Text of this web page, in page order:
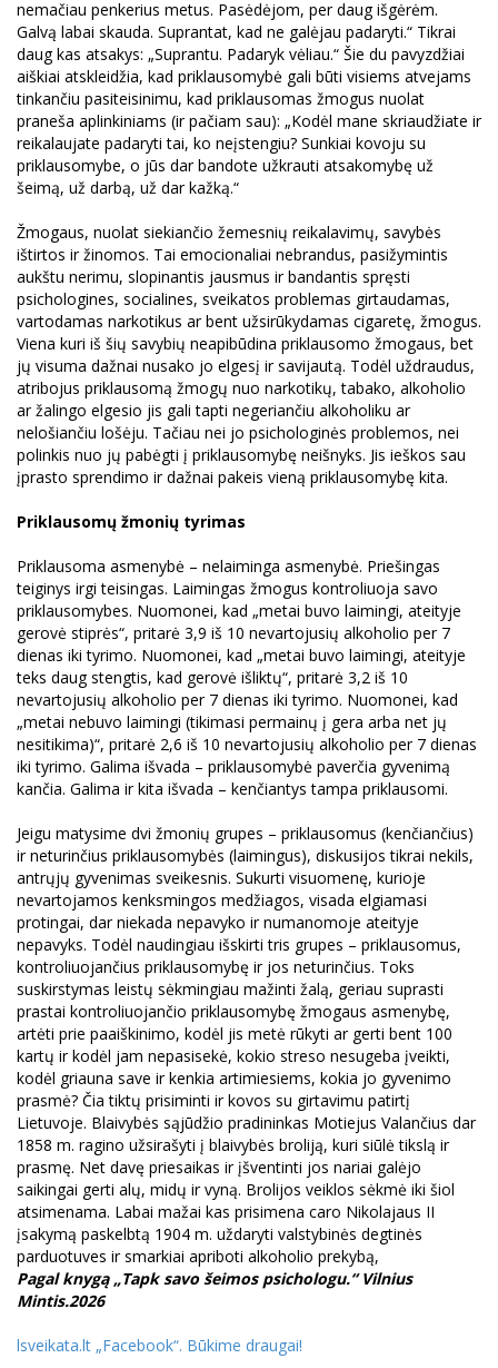
nemačiau penkerius metus. Pasėdėjom, per daug išgėrėm.
Galvą labai skauda. Suprantat, kad ne galėjau padaryti.“ Tikrai
daug kas atsakys: „Suprantu. Padaryk vėliau.“ Šie du pavyzdžiai
aiškiai atskleidžia, kad priklausomybė gali būti visiems atvejams
tinkančiu pasiteisinimu, kad priklausomas žmogus nuolat
praneša aplinkiniams (ir pačiam sau): „Kodėl mane skriaudžiate ir
reikalaujate padaryti tai, ko neįstengiu? Sunkiai kovoju su
priklausomybe, o jūs dar bandote užkrauti atsakomybę už
šeimą, už darbą, už dar kažką.“
Žmogaus, nuolat siekiančio žemesnių reikalavimų, savybės
ištirtos ir žinomos. Tai emocionaliai nebrandus, pasižymintis
aukštu nerimu, slopinantis jausmus ir bandantis spręsti
psichologines, socialines, sveikatos problemas girtaudamas,
vartodamas narkotikus ar bent užsirūkydamas cigaretę, žmogus.
Viena kuri iš šių savybių neapibūdina priklausomo žmogaus, bet
jų visuma dažnai nusako jo elgesį ir savijautą. Todėl uždraudus,
atribojus priklausomą žmogų nuo narkotikų, tabako, alkoholio
ar žalingo elgesio jis gali tapti negeriančiu alkoholiku ar
nelošiančiu lošėju. Tačiau nei jo psichologinės problemos, nei
polinkis nuo jų pabėgti į priklausomybę neišnyks. Jis ieškos sau
įprasto sprendimo ir dažnai pakeis vieną priklausomybę kita.
Priklausomų žmonių tyrimas
Priklausoma asmenybė – nelaiminga asmenybė. Priešingas
teiginys irgi teisingas. Laimingas žmogus kontroliuoja savo
priklausomybes. Nuomonei, kad „metai buvo laimingi, ateityje
gerovė stiprės“, pritarė 3,9 iš 10 nevartojusių alkoholio per 7
dienas iki tyrimo. Nuomonei, kad „metai buvo laimingi, ateityje
teks daug stengtis, kad gerovė išliktų“, pritarė 3,2 iš 10
nevartojusių alkoholio per 7 dienas iki tyrimo. Nuomonei, kad
„metai nebuvo laimingi (tikimasi permainų į gera arba net jų
nesitikima)“, pritarė 2,6 iš 10 nevartojusių alkoholio per 7 dienas
iki tyrimo. Galima išvada – priklausomybė paverčia gyvenimą
kančia. Galima ir kita išvada – kenčiantys tampa priklausomi.
Jeigu matysime dvi žmonių grupes – priklausomus (kenčiančius)
ir neturinčius priklausomybės (laimingus), diskusijos tikrai nekils,
antrųjų gyvenimas sveikesnis. Sukurti visuomenę, kurioje
nevartojamos kenksmingos medžiagos, visada elgiamasi
protingai, dar niekada nepavyko ir numanomoje ateityje
nepavyks. Todėl naudingiau išskirti tris grupes – priklausomus,
kontroliuojančius priklausomybę ir jos neturinčius. Toks
suskirstymas leistų sėkmingiau mažinti žalą, geriau suprasti
prastai kontroliuojančio priklausomybę žmogaus asmenybę,
artėti prie paaiškinimo, kodėl jis metė rūkyti ar gerti bent 100
kartų ir kodėl jam nepasisekė, kokio streso nesugeba įveikti,
kodėl griauna save ir kenkia artimiesiems, kokia jo gyvenimo
prasmė? Čia tiktų prisiminti ir kovos su girtavimu patirtį
Lietuvoje. Blaivybės sąjūdžio pradininkas Motiejus Valančius dar
1858 m. ragino užsirašyti į blaivybės broliją, kuri siūlė tikslą ir
prasmę. Net davę priesaikas ir įšventinti jos nariai galėjo
saikingai gerti alų, midų ir vyną. Brolijos veiklos sėkmė iki šiol
atsimenama. Labai mažai kas prisimena caro Nikolajaus II
įsakymą paskelbtą 1904 m. uždaryti valstybinės degtinės
parduotuves ir smarkiai apriboti alkoholio prekybą,
Pagal knygą „Tapk savo šeimos psichologu.“ Vilnius
Mintis.2026
lsveikata.lt „Facebook“. Būkime draugai!